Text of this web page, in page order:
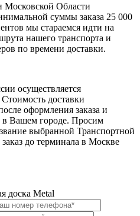
Московской Области
суммы заказа 25 000
мы стараемся идти на
нашего транспорта и
по времени доставки.
осуществляется
доставки
оформления заказа и
в Вашем городе. Просим
выбранной Транспортной
до терминала в Москве
доска Metal